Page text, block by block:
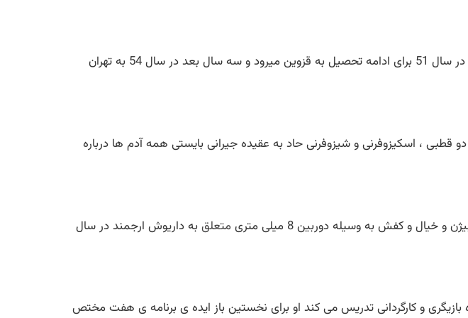
تا 7 سالگی در تهران زندکی کرده و بعد به تربت حیدریه رفته و تا شانزده سالگی آنجا بوده اند در سال 51 برای ادامه تحصیل به قزوین میرود و سه سال بعد در سال 54 به تهران
قطبی ، اسکیزوفرنی و شیزوفرنی حاد به عقیده جیرانی بایستی همه آدم ها درباره
و کفش به وسیله دوربین 8 میلی متری متعلقبه داریوش ارجمند در سال
داشته و در چند کارگاه بازیگری و کارگردانی تدریس می کند او برای نخستین باز ایده ی برنامه ی هفت مختص